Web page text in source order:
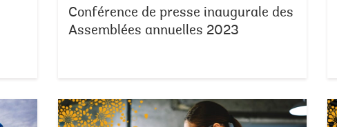
Conférence de presse inaugurale des
Assemblées annuelles 2023
Des